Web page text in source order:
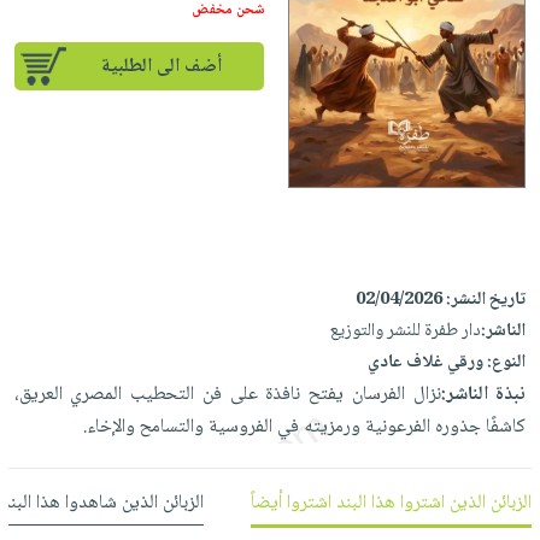
إختياراتنا
كتب
أكاديمية
صندوق
القراءة
iKitab
بلا
حدود
أسئلة
يتكرر
على
Android
تحميل
iKitab
على
Apple
أسئلة
يتكرر
طرحها
تحميل
masmu3
على
masmu3
على
Apple
المواضيع
الأكثر
مبيعاً
وسائل
تعليمية
تعليمية
الصحة
والعناية
الشخصية
جديد
العناية
الشخصية
العناية
وتصفيف
بالجسم
المطبخ
والسفرة
جديد
الكل
أواني
الطهي
أدوات
متجر
الهدايا
أقسام
شحن مخفض
أضف الى الطلبية
تاريخ النشر:02/04/2026
الناشر:دار طفرة للنشر والتوزيع
النوع:ورقي غلاف عادي
نبذة الناشر:نزال الفرسان يفتح نافذة على فن التحطيب المصري العريق،
كاشفًا جذوره الفرعونية ورمزيته في الفروسية والتسامح والإخاء.
الزبائن الذين اشتروا هذا البند اشتروا أيضاً الزبائن الذين شاهدوا هذا